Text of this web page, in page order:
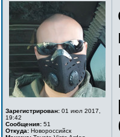
Зарегистрирован: 01 июл 2017,
19:42
Сообщения: 51
Откуда: Новороссийск